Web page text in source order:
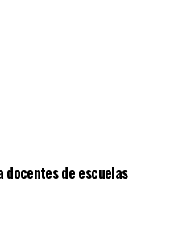
de escuelas